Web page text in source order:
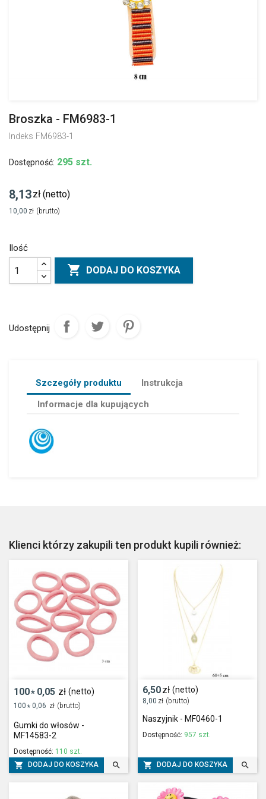
Broszka - FM6983-1
Indeks FM6983-1
Dostępność: 295 szt.
8,13zł (netto)
10,00 zł (brutto)
Ilość
 DODAJ DO KOSZYKA
Udostępnij
Szczegóły produktu
Instrukcja
Informacje dla kupujących
Klienci którzy zakupili ten produkt kupili również:
100* 0,05 zł (netto)
100 * 0,06 zł (brutto)
Gumki do włosów -
MF14583-2
Dostępność: 110 szt.
 DODAJ DO KOSZYKA 
6,50zł (netto)
8,00 zł (brutto)
Naszyjnik - MF0460-1
Dostępność: 957 szt.
 DODAJ DO KOSZYKA 